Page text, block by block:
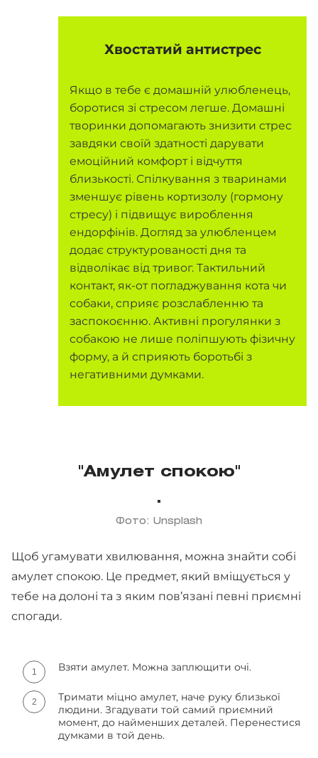
Хвостатий антистрес
Якщо в тебе є домашній улюбленець,
боротися зі стресом легше. Домашні
творинки допомагають знизити стрес
завдяки своїй здатності дарувати
емоційний комфорт і відчуття
близькості. Спілкування з тваринами
зменшує рівень кортизолу (гормону
стресу) і підвищує вироблення
ендорфінів. Догляд за улюбленцем
додає структурованості дня та
відволікає від тривог. Тактильний
контакт, як-от погладжування кота чи
собаки, сприяє розслабленню та
заспокоєнню. Активні прогулянки з
собакою не лише поліпшують фізичну
форму, а й сприяють боротьбі з
негативними думками.
"Амулет спокою"
Фото: Unsplash
Щоб угамувати хвилювання, можна знайти собі
амулет спокою. Це предмет, який вміщується у
тебе на долоні та з яким пов’язані певні приємні
спогади.
Взяти амулет. Можна заплющити очі.
Тримати міцно амулет, наче руку близької
людини. Згадувати той самий приємний
момент, до найменших деталей. Перенестися
думками в той день.